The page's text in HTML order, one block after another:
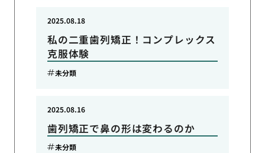
私の二重歯列矯正！コンプレックス
克服体験
2025.08.18
未分類
歯列矯正で鼻の形は変わるのか
2025.08.16
未分類